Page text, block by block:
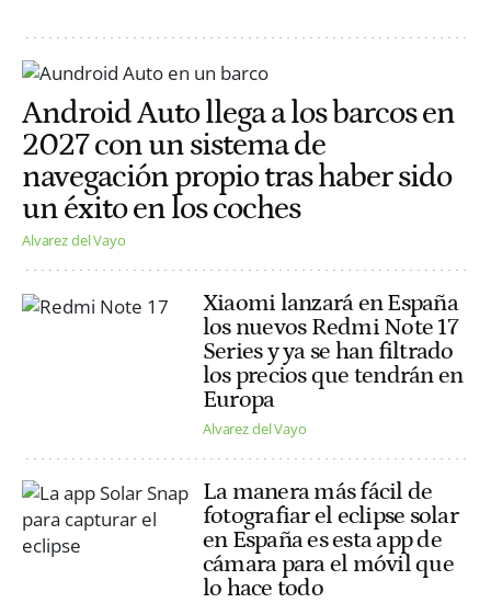
Android Auto llega a los barcos en
2027 con un sistema de
navegación propio tras haber sido
un éxito en los coches
Alvarez del Vayo
Xiaomi lanzará en España
los nuevos Redmi Note 17
Series y ya se han filtrado
los precios que tendrán en
Europa
Alvarez del Vayo
La manera más fácil de
fotografiar el eclipse solar
en España es esta app de
cámara para el móvil que
lo hace todo